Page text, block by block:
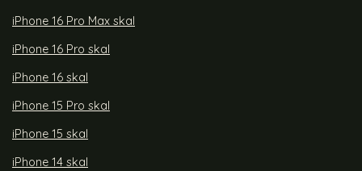
iPhone 16 Pro Max skal
iPhone 16 Pro skal
iPhone 16 skal
iPhone 15 Pro skal
iPhone 15 skal
iPhone 14 skal